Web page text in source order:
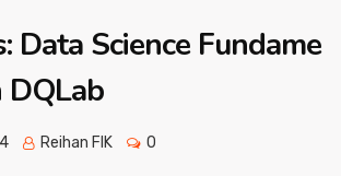
Data Science Fundame
Reihan FIK 0